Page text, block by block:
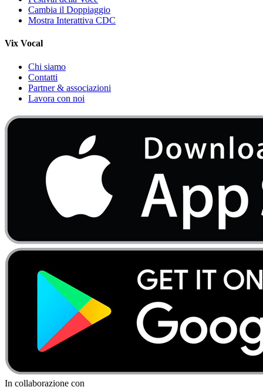
Cambia il Doppiaggio
Mostra Interattiva CDC
Vix Vocal
Chi siamo
Contatti
Partner & associazioni
Lavora con noi
In collaborazione con